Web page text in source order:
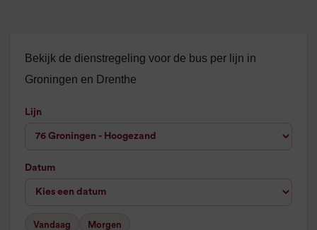
Bekijk de dienstregeling voor de bus per lijn in
Groningen en Drenthe
Lijn
Datum
Vandaag Morgen